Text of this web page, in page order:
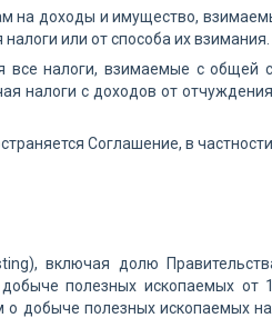
на доходы и имущество,
или от способа их взимания.
все налоги, взимаемые с
налоги с доходов от
Соглашение, в
включая долю
полезных ископаемых
о добыче полезных ископаемых